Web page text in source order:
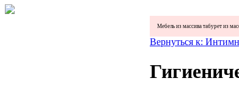
Мебель из массива табурет из
Вернуться к: